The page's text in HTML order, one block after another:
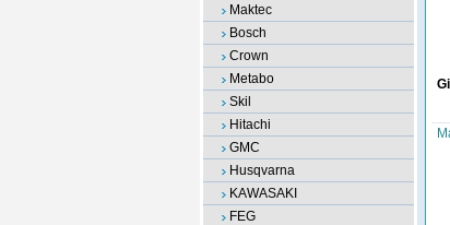
Maktec
Bosch
Crown
Metabo
Skil
Hitachi
GMC
Husqvarna
KAWASAKI
FEG